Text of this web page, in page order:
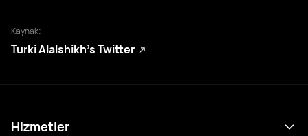
Kaynak:
Turki Alalshikh’s Twitter
Hizmetler